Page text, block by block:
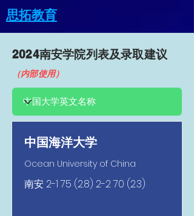
思拓教育
2024南安​学院列表及录取建议
（内部使用）
中国海洋大学
Ocean University of China
南安2-1 75 (2.8) 2-2 70 (2.3)